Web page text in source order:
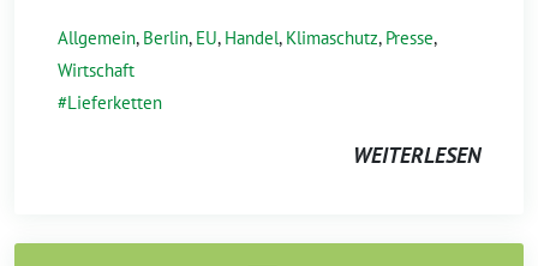
Allgemein, Berlin, EU, Handel, Klimaschutz, Presse,
Wirtschaft
Lieferketten
WEITERLESEN